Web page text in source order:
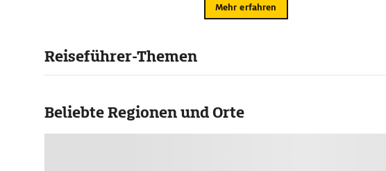
Mehr erfahren
Reiseführer-Themen
Beliebte Regionen und Orte